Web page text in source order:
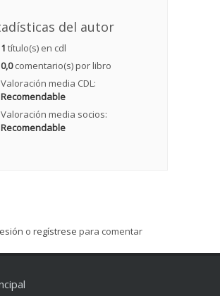
del autor
1 título(s) en cdl
0,0comentario(s) por libro
Valoración media CDL:
Recomendable
Valoración media socios:
Recomendable
o regístrese para comentar